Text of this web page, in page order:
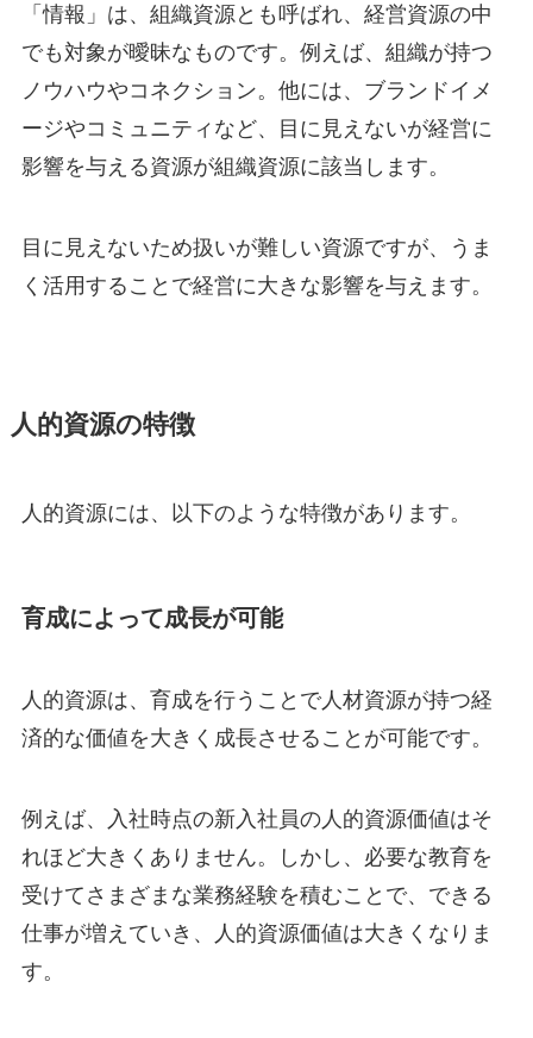
「情報」は、組織資源とも呼ばれ、経営資源の中
でも対象が曖昧なものです。例えば、組織が持つ
ノウハウやコネクション。他には、ブランドイメ
ージやコミュニティなど、目に見えないが経営に
影響を与える資源が組織資源に該当します。
目に見えないため扱いが難しい資源ですが、うま
く活用することで経営に大きな影響を与えます。
人的資源の特徴
人的資源には、以下のような特徴があります。
育成によって成長が可能
人的資源は、育成を行うことで人材資源が持つ経
済的な価値を大きく成長させることが可能です。
例えば、入社時点の新入社員の人的資源価値はそ
れほど大きくありません。しかし、必要な教育を
受けてさまざまな業務経験を積むことで、できる
仕事が増えていき、人的資源価値は大きくなりま
す。